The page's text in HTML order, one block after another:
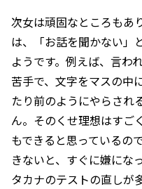
次女は頑固なところもあ
は、「お話を聞かない」
ようです。例えば、言わ
苦手で、文字をマスの中
たり前のようにやらされ
ん。そのくせ理想はすご
もできると思っているの
きないと、すぐに嫌にな
タカナのテストの直しが